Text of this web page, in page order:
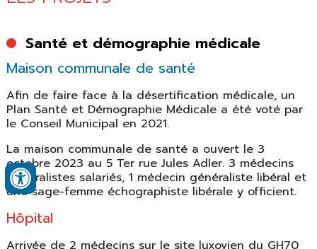
Santé et démographie médicale
Maison communale de santé
Afin de faire face à la désertification médicale, un
Plan Santé et Démographie Médicale a été voté par
le Conseil Municipal en 2021.
La maison communale de santé a ouvert le 3
octobre 2023 au 5 Ter rue Jules Adler. 3 médecins
généralistes salariés, 1 médecin généraliste libéral et
une sage-femme échographiste libérale y officient.
Hôpital
Arrivée de 2 médecins sur le site luxovien du GH70